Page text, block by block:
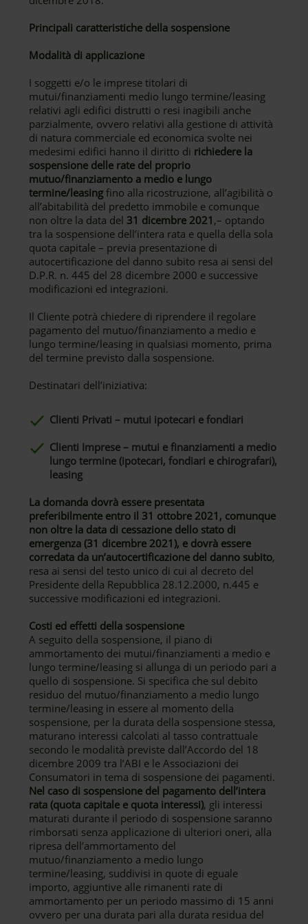
Principali caratteristiche della sospensione
Modalità di applicazione
I soggetti e/o le imprese titolari di
mutui/finanziamenti medio lungo termine/leasing
relativi agli edifici distrutti o resi inagibili anche
parzialmente, ovvero relativi alla gestione di attività
di natura commerciale ed economica svolte nei
medesimi edifici hanno il diritto di richiedere la
sospensione delle rate del proprio
mutuo/finanziamento a medio e lungo
termine/leasing fino alla ricostruzione, all’agibilità o
all’abitabilità del predetto immobile e comunque
non oltre la data del 31 dicembre 2021 ,– optando
tra la sospensione dell’intera rata e quella della sola
quota capitale – previa presentazione di
autocertificazione del danno subito resa ai sensi del
D.P.R. n. 445 del 28 dicembre 2000 e successive
modificazioni ed integrazioni.
Il Cliente potrà chiedere di riprendere il regolare
pagamento del mutuo/finanziamento a medio e
lungo termine/leasing in qualsiasi momento, prima
del termine previsto dalla sospensione.
Destinatari dell’iniziativa:
Clienti Privati – mutui ipotecari e fondiari
Clienti Imprese – mutui e finanziamenti a medio
lungo termine (ipotecari, fondiari e chirografari),
leasing
La domanda dovrà essere presentata
preferibilmente entro il 31 ottobre 2021, comunque
non oltre la data di cessazione dello stato di
emergenza (31 dicembre 2021), e dovrà essere
corredata da un’autocertificazione del danno subito,
resa ai sensi del testo unico di cui al decreto del
Presidente della Repubblica 28.12.2000, n.445 e
successive modificazioni ed integrazioni.
Costi ed effetti della sospensione
A seguito della sospensione, il piano di
ammortamento dei mutui/finanziamenti a medio e
lungo termine/leasing si allunga di un periodo pari a
quello di sospensione. Si specifica che sul debito
residuo del mutuo/finanziamento a medio lungo
termine/leasing in essere al momento della
sospensione, per la durata della sospensione stessa,
maturano interessi calcolati al tasso contrattuale
secondo le modalità previste dall’Accordo del 18
dicembre 2009 tra l’ABI e le Associazioni dei
Consumatori in tema di sospensione dei pagamenti.
Nel caso di sospensione del pagamento dell’intera
rata (quota capitale e quota interessi), gli interessi
maturati durante il periodo di sospensione saranno
rimborsati senza applicazione di ulteriori oneri, alla
ripresa dell’ammortamento del
mutuo/finanziamento a medio lungo
termine/leasing, suddivisi in quote di eguale
importo, aggiuntive alle rimanenti rate di
ammortamento per un periodo massimo di 15 anni
ovvero per una durata pari alla durata residua del